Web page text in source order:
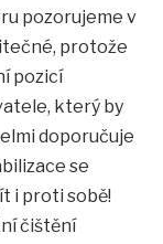
pozorujeme v
protože
pozicí
který by
doporučuje
se
i proti sobě!
čištění